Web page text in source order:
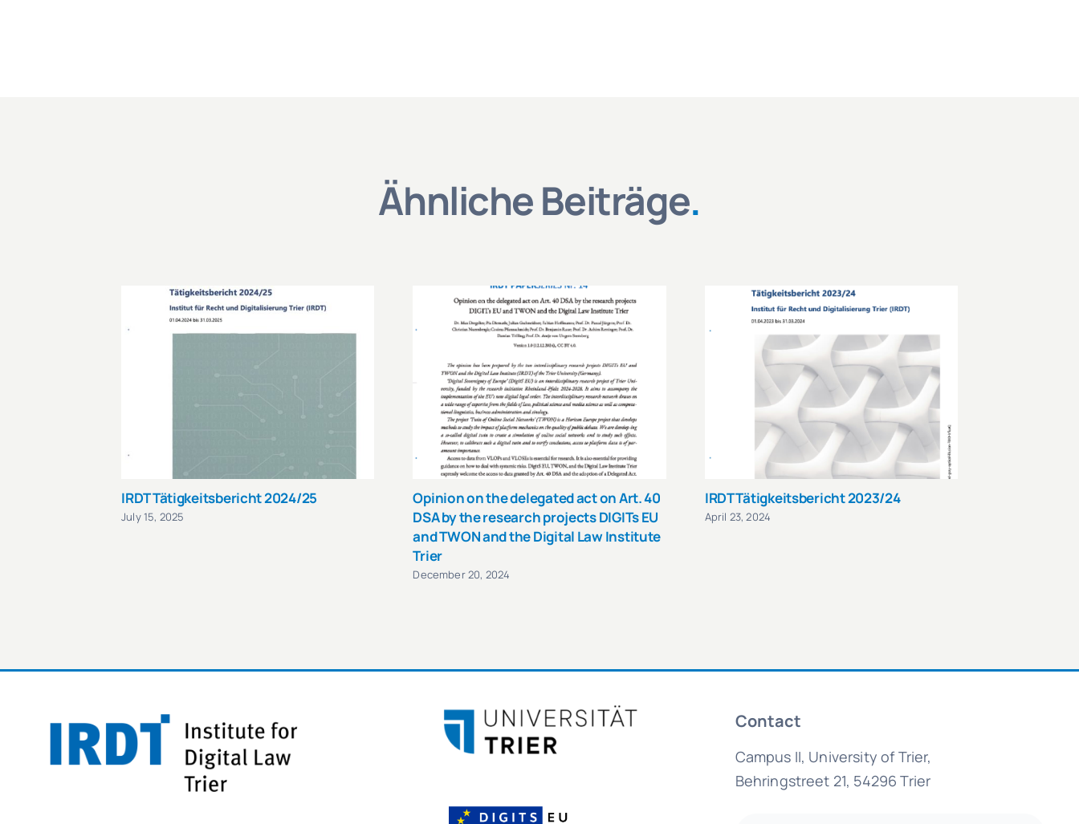
Ähnliche Beiträge.
IRDT Tätigkeitsbericht 2024/25
July 15, 2025
Opinion on the delegated act on Art. 40
DSA by the research projects DIGITs EU
and TWON and the Digital Law Institute
Trier
December 20, 2024
IRDT Tätigkeitsbericht 2023/24
April 23, 2024
Contact
Campus II, University of Trier,
Behringstreet 21, 54296 Trier